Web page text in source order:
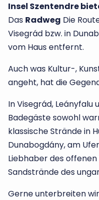
Insel Szentendre
Das Radweg Die
Visegrád bzw. in
vom Haus entfernt.
Auch was Kultur-,
angeht, hat die
In Visegrád, Leányfalu
Badegäste sowohl
klassische Strände in
Dunabogdány, am
Liebhaber des
Sandstrände des
Gerne unterbreiten